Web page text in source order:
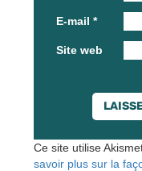
E-mail *
Site web
Ce site utilise
savoir plus sur la